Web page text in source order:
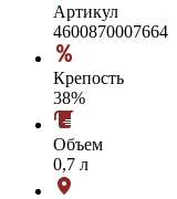
Артикул
4600870007664
Крепость
38%
Объем
0,7 л